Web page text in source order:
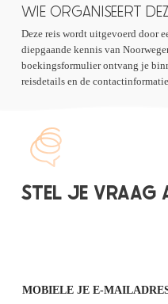
WIE ORGANISEERT
Deze reis wordt uitgevoerd door
diepgaande kennis van
boekingsformulier ontvang je
reisdetails en de
STEL JE VRAAG
MOBIELE JE E-